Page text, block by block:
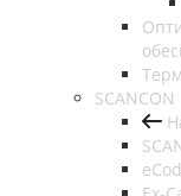
SCANCON